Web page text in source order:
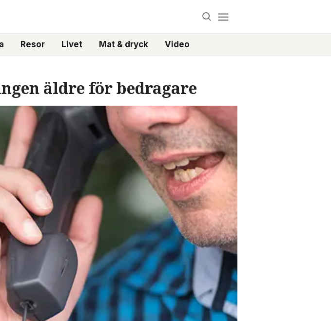
Resor Livet Mat & dryck Video
äldre för bedragare